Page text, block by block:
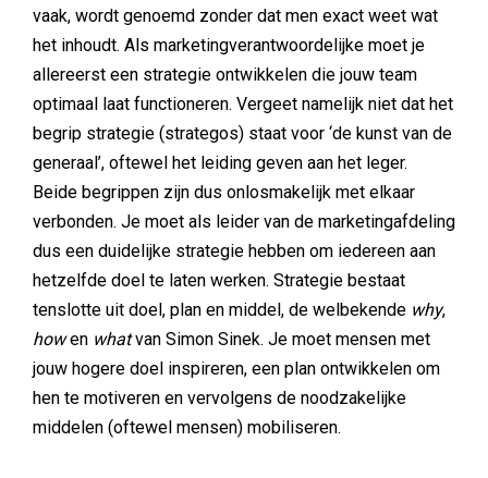
vaak, wordt genoemd zonder dat men exact weet wat
het inhoudt. Als marketingverantwoordelijke moet je
allereerst een strategie ontwikkelen die jouw team
optimaal laat functioneren. Vergeet namelijk niet dat het
begrip strategie (strategos) staat voor ‘de kunst van de
generaal’, oftewel het leiding geven aan het leger.
Beide begrippen zijn dus onlosmakelijk met elkaar
verbonden. Je moet als leider van de marketingafdeling
dus een duidelijke strategie hebben om iedereen aan
hetzelfde doel te laten werken. Strategie bestaat
tenslotte uit doel, plan en middel, de welbekende why,
howen whatvan Simon Sinek. Je moet mensen met
jouw hogere doel inspireren, een plan ontwikkelen om
hen te motiveren en vervolgens de noodzakelijke
middelen (oftewel mensen) mobiliseren.